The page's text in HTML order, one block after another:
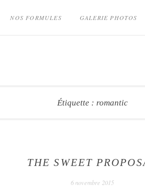
NOS FORMULES GALERIE PHOTOS
Étiquette : romantic
THE SWEET
6 novembre 2015